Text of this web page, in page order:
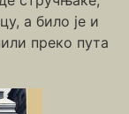
а било је и
преко пута